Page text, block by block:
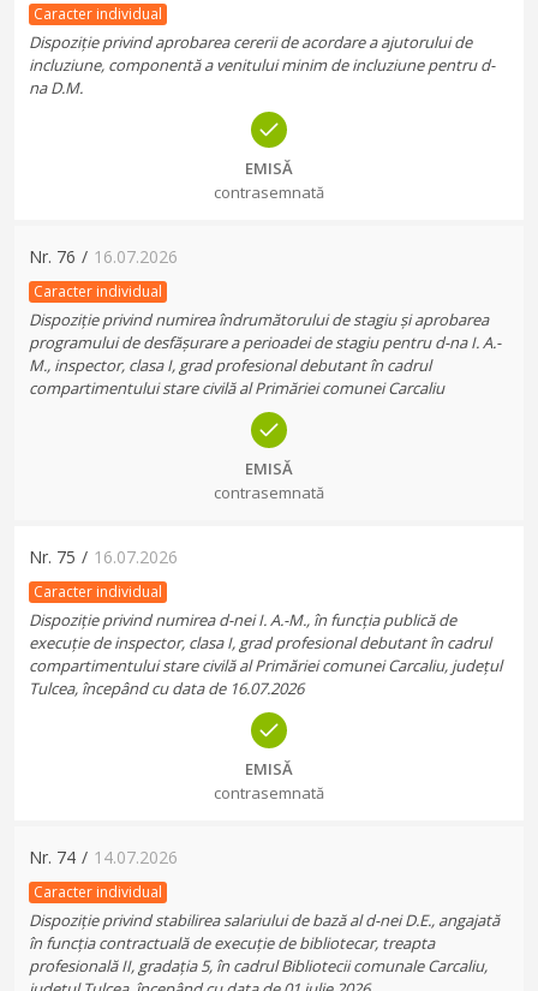
Caracter individual
Dispoziție privind aprobarea cererii de acordare a ajutorului de
incluziune, componentă a venitului minim de incluziune pentru d-
na D.M.
EMISĂ
contrasemnată
Nr. 76 / 16.07.2026
Caracter individual
Dispoziție privind numirea îndrumătorului de stagiu și aprobarea
programului de desfășurare a perioadei de stagiu pentru d-na I. A.-
M., inspector, clasa I, grad profesional debutant în cadrul
compartimentului stare civilă al Primăriei comunei Carcaliu
EMISĂ
contrasemnată
Nr. 75 / 16.07.2026
Caracter individual
Dispoziție privind numirea d-nei I. A.-M., în funcția publică de
execuție de inspector, clasa I, grad profesional debutant în cadrul
compartimentului stare civilă al Primăriei comunei Carcaliu, județul
Tulcea, începând cu data de 16.07.2026
EMISĂ
contrasemnată
Nr. 74 / 14.07.2026
Caracter individual
Dispoziție privind stabilirea salariului de bază al d-nei D.E., angajată
în funcția contractuală de execuție de bibliotecar, treapta
profesională II, gradația 5, în cadrul Bibliotecii comunale Carcaliu,